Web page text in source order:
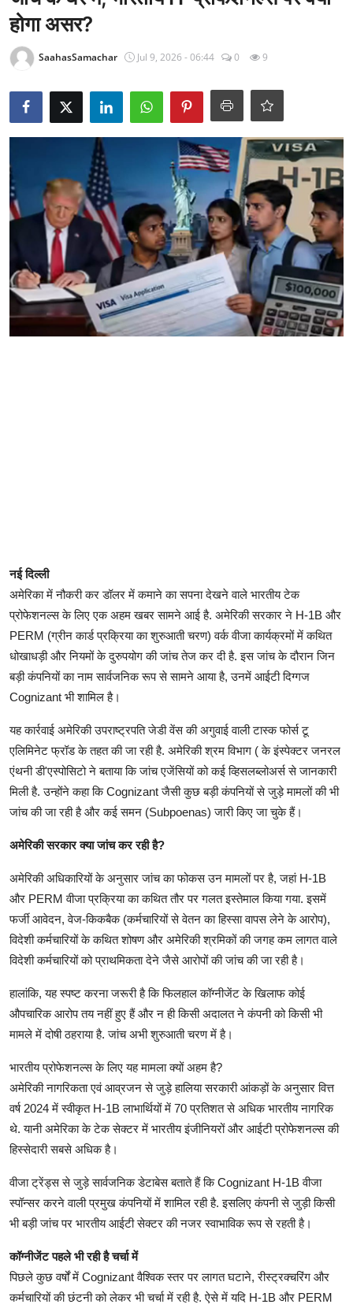
राजनीति
खेल
Epaper
धर्म
टेक
होगा असर?
SaahasSamachar Jul 9, 2026 - 06:44 0 9
नई दिल्ली
अमेरिका में नौकरी कर डॉलर में कमाने का सपना देखने वाले भारतीय टेक
प्रोफेशनल्स के लिए एक अहम खबर सामने आई है. अमेरिकी सरकार ने H-1B और
PERM (ग्रीन कार्ड प्रक्रिया का शुरुआती चरण) वर्क वीजा कार्यक्रमों में कथित
धोखाधड़ी और नियमों के दुरुपयोग की जांच तेज कर दी है. इस जांच के दौरान जिन
बड़ी कंपनियों का नाम सार्वजनिक रूप से सामने आया है, उनमें आईटी दिग्गज
Cognizant भी शामिल है।
यह कार्रवाई अमेरिकी उपराष्ट्रपति जेडी वेंस की अगुवाई वाली टास्क फोर्स टू
एल‍िमिनेट फ्रॉड के तहत की जा रही है. अमेरिकी श्रम विभाग ( के इंस्पेक्टर जनरल
एंथनी डी'एस्पोसिटो ने बताया कि जांच एजेंसियों को कई व्हिसलब्लोअर्स से जानकारी
मिली है. उन्होंने कहा कि Cognizant जैसी कुछ बड़ी कंपनियों से जुड़े मामलों की भी
जांच की जा रही है और कई समन (Subpoenas) जारी किए जा चुके हैं।
अमेरिकी सरकार क्या जांच कर रही है?
अमेरिकी अधिकारियों के अनुसार जांच का फोकस उन मामलों पर है, जहां H-1B
और PERM वीजा प्रक्रिया का कथित तौर पर गलत इस्तेमाल किया गया. इसमें
फर्जी आवेदन, वेज-किकबैक (कर्मचारियों से वेतन का हिस्सा वापस लेने के आरोप),
विदेशी कर्मचारियों के कथित शोषण और अमेरिकी श्रमिकों की जगह कम लागत वाले
विदेशी कर्मचारियों को प्राथमिकता देने जैसे आरोपों की जांच की जा रही है।
हालांकि, यह स्पष्ट करना जरूरी है कि फिलहाल कॉग्नीजेंट के खिलाफ कोई
औपचारिक आरोप तय नहीं हुए हैं और न ही किसी अदालत ने कंपनी को किसी भी
मामले में दोषी ठहराया है. जांच अभी शुरुआती चरण में है।
भारतीय प्रोफेशनल्स के लिए यह मामला क्यों अहम है?
अमेरिकी नागरिकता एवं आव्रजन से जुड़े हालिया सरकारी आंकड़ों के अनुसार वित्त
वर्ष 2024 में स्वीकृत H-1B लाभार्थियों में 70 प्रतिशत से अधिक भारतीय नागरिक
थे. यानी अमेरिका के टेक सेक्टर में भारतीय इंजीनियरों और आईटी प्रोफेशनल्स की
हिस्सेदारी सबसे अधिक है।
वीजा ट्रेंड्स से जुड़े सार्वजनिक डेटाबेस बताते हैं कि Cognizant H-1B वीजा
स्पॉन्सर करने वाली प्रमुख कंपनियों में शामिल रही है. इसलिए कंपनी से जुड़ी किसी
भी बड़ी जांच पर भारतीय आईटी सेक्टर की नजर स्वाभाविक रूप से रहती है।
कॉग्नीजेंट पहले भी रही है चर्चा में
पिछले कुछ वर्षों में Cognizant वैश्विक स्तर पर लागत घटाने, रीस्ट्रक्चरिंग और
कर्मचारियों की छंटनी को लेकर भी चर्चा में रही है. ऐसे में यदि H-1B और PERM